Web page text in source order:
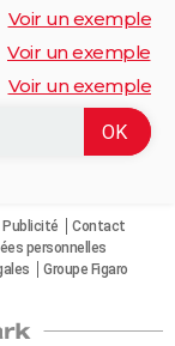
Voir un exemple
Voir un exemple
Voir un exemple
Publicité
Contact
personnelles
Groupe Figaro